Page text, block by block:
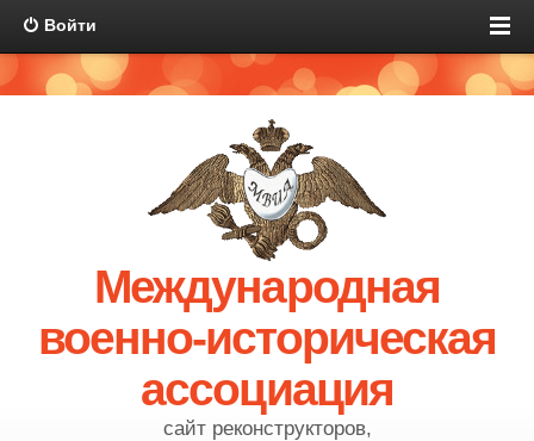
Войти
Международная
военно-историческая
ассоциация
сайт реконструкторов,